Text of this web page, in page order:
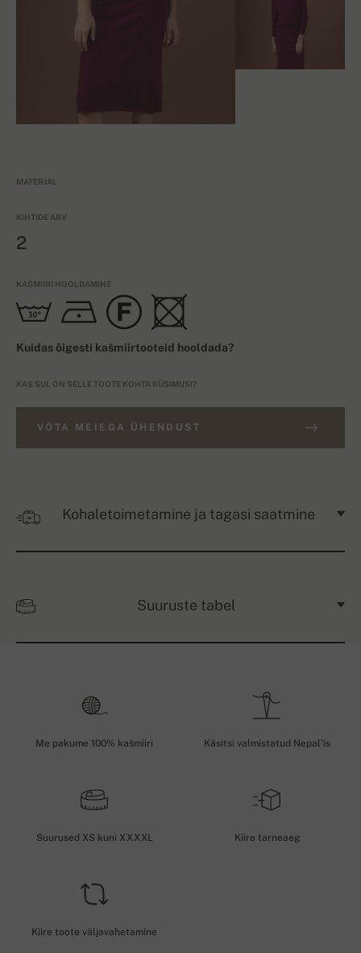
MATERJAL
KIHTIDE ARV
2
KAŠMIIRI HOOLDAMINE
Kuidas õigesti kašmiirtooteid hooldada?
KAS SUL ON SELLE TOOTE KOHTA KÜSIMUSI?
VÕTA MEIEGA ÜHENDUST
Kohaletoimetamine ja tagasi saatmine
Suuruste tabel
Me pakume 100% kašmiiri Käsitsi valmistatud Nepal'is
Suurused XS kuni XXXXL Kiire tarneaeg
Kiire toote väljavahetamine